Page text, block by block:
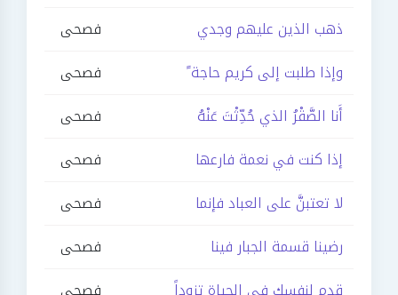
ذهب الذين عليهم وجدي
فصحى
وإذا طلبت إلى كريم حاجة ً
فصحى
أَنا الصَّقْرُ الذي حُدِّثْتَ عَنْهُ
فصحى
إذا كنت في نعمة فارعها
فصحى
لا تعتبنَّ على العباد فإنما
فصحى
رضينا قسمة الجبار فينا
فصحى